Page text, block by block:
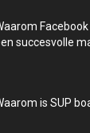
succesvolle
is SUP